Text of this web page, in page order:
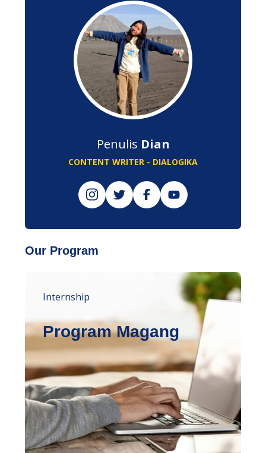
Penulis Dian
CONTENT WRITER - DIALOGIKA
Our Program
Internship
Program Magang